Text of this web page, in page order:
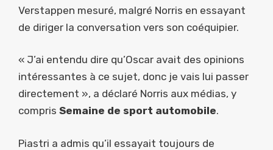
Verstappen mesuré, malgré Norris en essayant
de diriger la conversation vers son coéquipier.
« J’ai entendu dire qu’Oscar avait des opinions
intéressantes à ce sujet, donc je vais lui passer
directement », a déclaré Norris aux médias, y
compris Semaine de sport automobile.
Piastri a admis qu’il essayait toujours de